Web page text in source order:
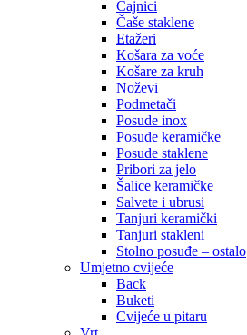
Čajnici
Čaše staklene
Etažeri
Košara za voće
Košare za kruh
Noževi
Podmetači
Posude inox
Posude keramičke
Posude staklene
Pribori za jelo
Šalice keramičke
Salvete i ubrusi
Tanjuri keramički
Tanjuri stakleni
Stolno posuđe – ostalo
Umjetno cvijeće
Back
Buketi
Cvijeće u pitaru